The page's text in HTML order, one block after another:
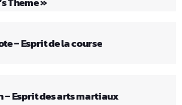
– Esprit de la course
– Esprit des arts martiaux